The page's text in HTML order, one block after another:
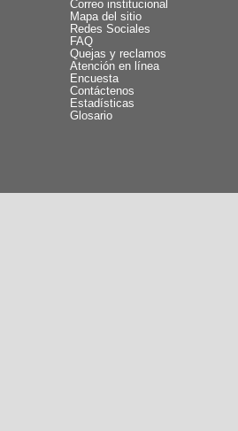
Correo institucional
Mapa del sitio
Redes Sociales
FAQ
Quejas y reclamos
Atención en línea
Encuesta
Contáctenos
Estadísticas
Glosario